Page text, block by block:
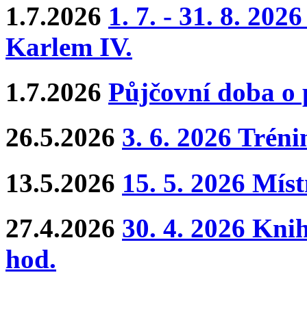
1.7.2026 1. 7. - 31. 8.
Karlem IV.
1.7.2026 Půjčovní doba o
26.5.2026 3. 6. 2026
13.5.2026 15. 5. 2026
27.4.2026 30. 4. 2026
hod.